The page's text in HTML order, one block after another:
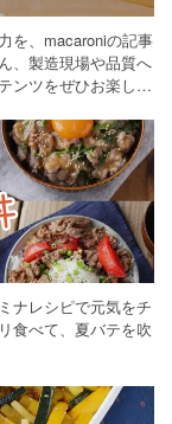
を、macaroniの記事
、製造現場や品質へ
ンツをぜひお楽しみ
ナレシピで元気をチ
食べて、夏バテを吹